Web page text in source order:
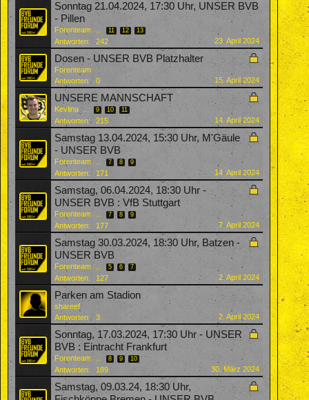
Sonntag 21.04.2024, 17:30 Uhr, UNSER BVB
- Pillen
Forenteam ... 11 12 13
Antworten: 242 23. April 2024
Dosen - UNSER BVB Platzhalter
Forenteam
Antworten:
0 15. April 2024
UNSERE MANNSCHAFT
Kevlina ... 9 10 11
Antworten: 215 14. April 2024
Samstag 13.04.2024, 15:30 Uhr, M'Gäule
- UNSER BVB
Forenteam ... 7 8 9
Antworten: 171 14. April 2024
Samstag, 06.04.2024, 18:30 Uhr -
UNSER BVB : VfB Stuttgart
Forenteam ... 7 8 9
Antworten: 177 7. April 2024
Samstag 30.03.2024, 18:30 Uhr, Batzen -
UNSER BVB
Forenteam ... 5 6 7
Antworten: 127 2. April 2024
Parken am Stadion
shareef
Antworten:
3 2. April 2024
Sonntag, 17.03.2024, 17:30 Uhr - UNSER
BVB : Eintracht Frankfurt
Forenteam ... 8 9 10
Antworten: 189 30. März 2024
Samstag, 09.03.24, 18:30 Uhr,